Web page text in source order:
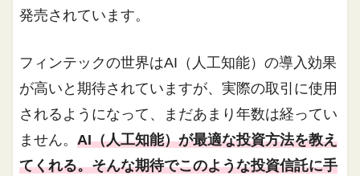
発売されています。
フィンテックの世界はAI（人工知能）の導入効果
が高いと期待されていますが、実際の取引に使用
されるようになって、まだあまり年数は経ってい
ません。AI（人工知能）が最適な投資方法を教え
てくれる。そんな期待でこのような投資信託に手